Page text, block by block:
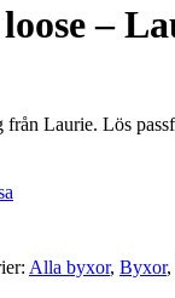
–
Laurie. Lös
Alla byxor, Byxor,